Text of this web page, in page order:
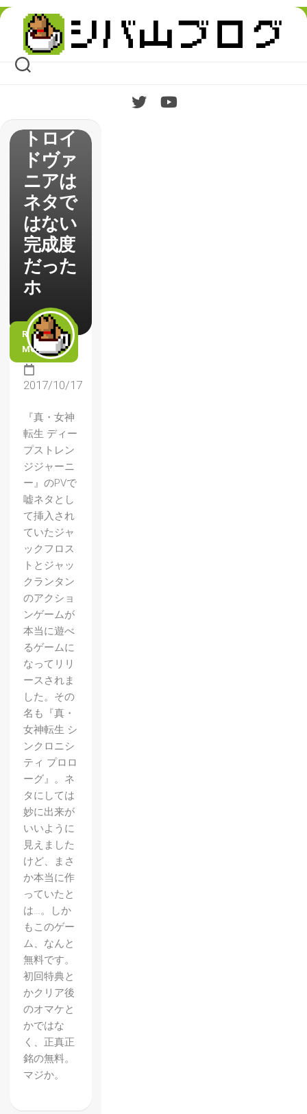
Skip
content
フロス
ト＆ラ
ンタン
が挑む
ン版メ
トロイ
ドヴァ
ニアは
ネタで
はない
完成度
だった
ホ
READ
MORE
2017/10/17
『真・女神
転生 ディー
プストレン
ジジャーニ
ー』のPVで
嘘ネタとし
て挿入され
ていたジャ
ックフロス
トとジャッ
クランタン
のアクショ
ンゲームが
本当に遊べ
るゲームに
なってリリ
ースされま
した。その
名も『真・
女神転生 シ
ンクロニシ
ティ プロロ
ーグ』。ネ
タにしては
妙に出来が
いいように
見えました
けど、まさ
か本当に作
っていたと
は…。しか
もこのゲー
ム、なんと
無料です。
初回特典と
かクリア後
のオマケと
かではな
く、正真正
銘の無料。
マジか。